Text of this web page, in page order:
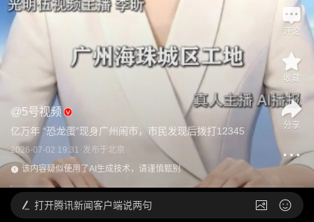
@5号视频
亿万年 “恐龙蛋”现身广州闹市，市民发现后拨打12345
2026-07-02 19:31 发布于北京
该内容疑似使用了AI生成技术，请谨慎甄别
评论
收藏
分享
打开腾讯新闻客户端说两句